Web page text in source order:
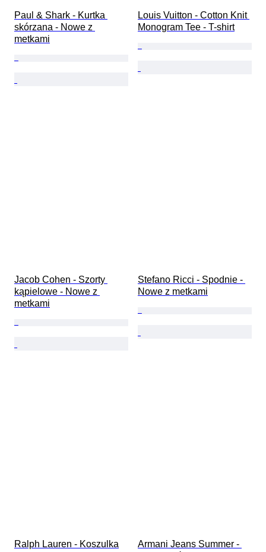
Paul & Shark - Kurtka
skórzana - Nowe z
metkami
Louis Vuitton - Cotton Knit
Monogram Tee - T-shirt
Jacob Cohen - Szorty
kąpielowe - Nowe z
metkami
Stefano Ricci - Spodnie -
Nowe z metkami
Ralph Lauren - Koszulka
Armani Jeans Summer -